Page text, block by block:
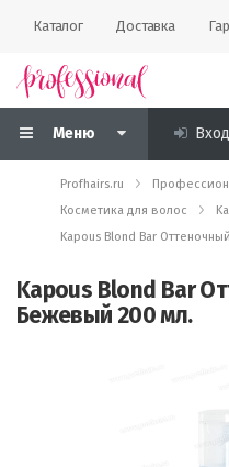
Каталог Доставка
Меню Вход
Profhairs.ru
Косметика для волос
Kapous Blond Bar
Kapous Blond Bar
Бежевый 200 мл.